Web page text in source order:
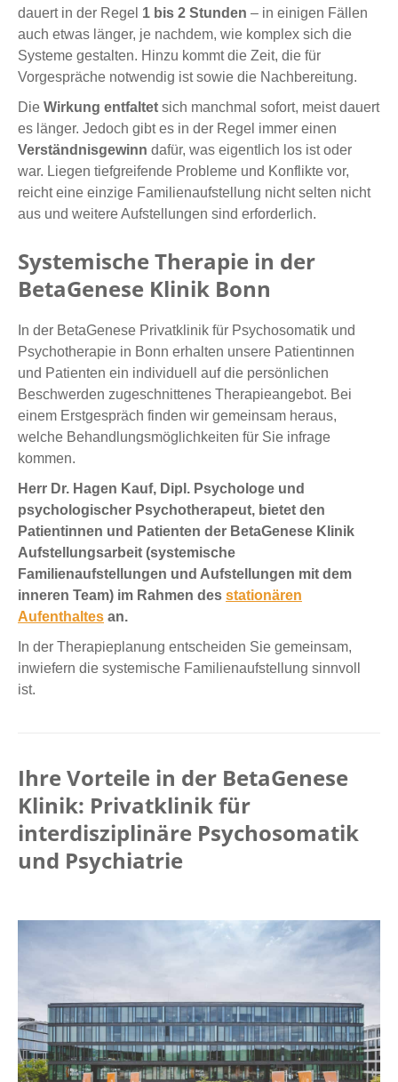
dauert in der Regel 1 bis 2 Stunden – in einigen Fällen
auch etwas länger, je nachdem, wie komplex sich die
Systeme gestalten. Hinzu kommt die Zeit, die für
Vorgespräche notwendig ist sowie die Nachbereitung.
Die Wirkung entfaltet sich manchmal sofort, meist dauert
es länger. Jedoch gibt es in der Regel immer einen
Verständnisgewinn dafür, was eigentlich los ist oder
war. Liegen tiefgreifende Probleme und Konflikte vor,
reicht eine einzige Familienaufstellung nicht selten nicht
aus und weitere Aufstellungen sind erforderlich.
Systemische Therapie in der
BetaGenese Klinik Bonn
In der BetaGenese Privatklinik für Psychosomatik und
Psychotherapie in Bonn erhalten unsere Patientinnen
und Patienten ein individuell auf die persönlichen
Beschwerden zugeschnittenes Therapieangebot. Bei
einem Erstgespräch finden wir gemeinsam heraus,
welche Behandlungsmöglichkeiten für Sie infrage
kommen.
Herr Dr. Hagen Kauf, Dipl. Psychologe und
psychologischer Psychotherapeut, bietet den
Patientinnen und Patienten der BetaGenese Klinik
Aufstellungsarbeit (systemische
Familienaufstellungen und Aufstellungen mit dem
inneren Team) im Rahmen des stationären
Aufenthaltes an.
In der Therapieplanung entscheiden Sie gemeinsam,
inwiefern die systemische Familienaufstellung sinnvoll
ist.
Ihre Vorteile in der BetaGenese
Klinik: Privatklinik für
interdisziplinäre Psychosomatik
und Psychiatrie